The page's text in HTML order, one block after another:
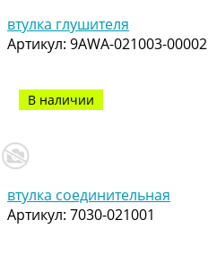
втулка глушителя
Артикул: 9AWA-021003-00002
В наличии
втулка соединительная
Артикул: 7030-021001